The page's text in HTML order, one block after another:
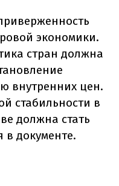
экономики.
стран должна
внутренних цен.
стабильности в
должна стать
в документе.